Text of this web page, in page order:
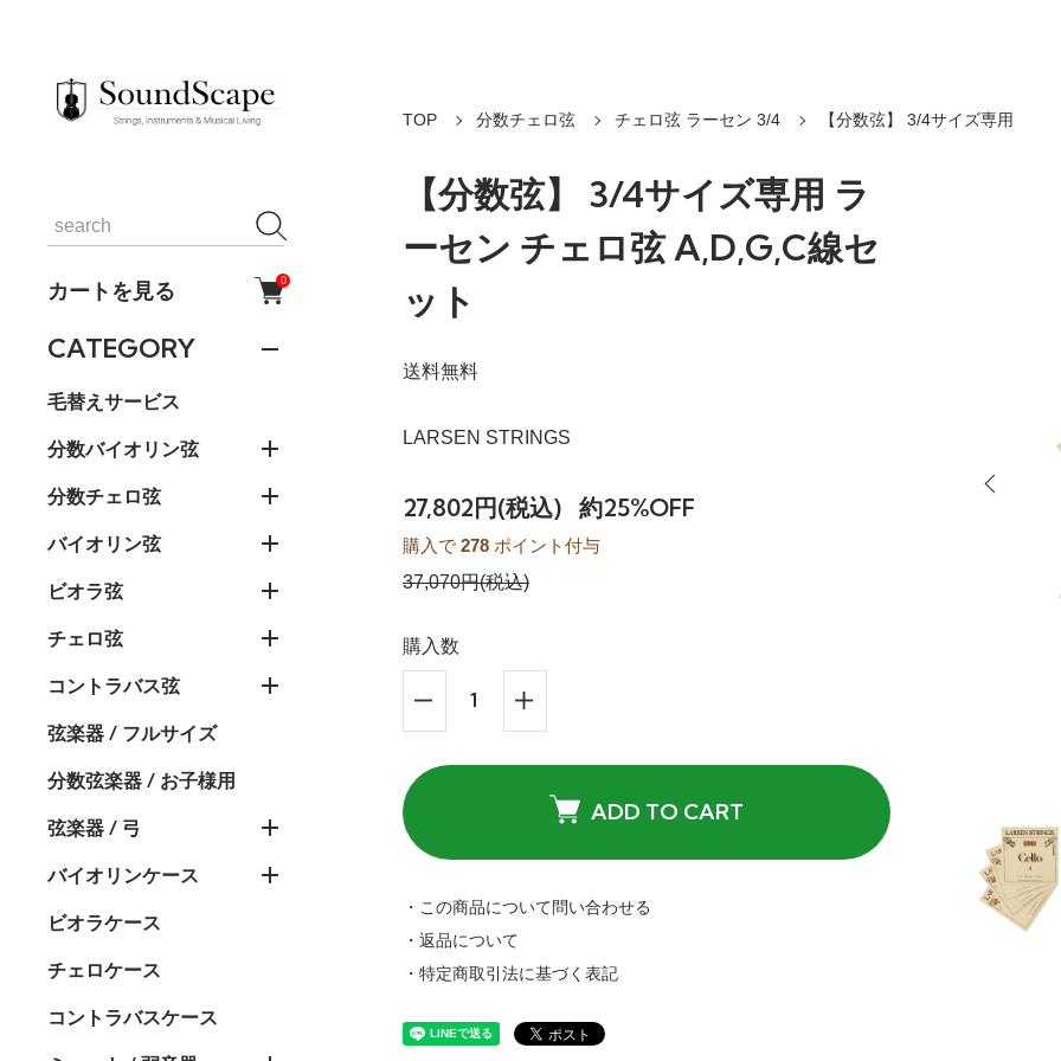
カートを見る 0
CATEGORY
毛替えサービス
分数バイオリン弦
分数チェロ弦
バイオリン弦
ビオラ弦
チェロ弦
コントラバス弦
弦楽器 / フルサイズ
分数弦楽器 / お子様用
弦楽器 / 弓
バイオリンケース
ビオラケース
チェロケース
コントラバスケース
TOP 分数チェロ弦 チェロ弦 ラーセン 3/4 【分数弦】 3/4サイズ専用
【分数弦】 3/4サイズ専用 ラ
ーセン チェロ弦 A,D,G,C線セ
ット
送料無料
LARSEN STRINGS
27,802円(税込) 約25%OFF
購入で 278 ポイント付与
37,070円(税込)
購入数
ADD TO CART
・この商品について問い合わせる
・返品について
・特定商取引法に基づく表記